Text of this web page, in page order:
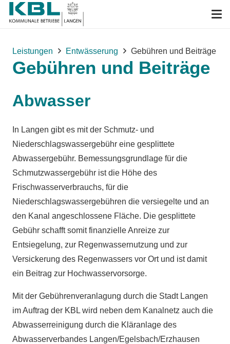
Leistungen Entwässerung Gebühren und Beiträge
Gebühren und Beiträge
Abwasser
In Langen gibt es mit der Schmutz- und
Niederschlagswassergebühr eine gesplittete
Abwassergebühr. Bemessungsgrundlage für die
Schmutzwassergebühr ist die Höhe des
Frischwasserverbrauchs, für die
Niederschlagswassergebühren die versiegelte und an
den Kanal angeschlossene Fläche. Die gesplittete
Gebühr schafft somit finanzielle Anreize zur
Entsiegelung, zur Regenwassernutzung und zur
Versickerung des Regenwassers vor Ort und ist damit
ein Beitrag zur Hochwasservorsorge.
Mit der Gebührenveranlagung durch die Stadt Langen
im Auftrag der KBL wird neben dem Kanalnetz auch die
Abwasserreinigung durch die Kläranlage des
Abwasserverbandes Langen/Egelsbach/Erzhausen